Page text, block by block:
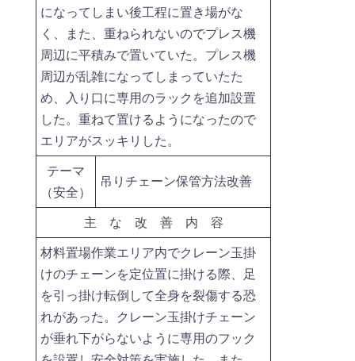
になってしまい後工程に置き場がな
く、また、重ねられないのでプレス機
周辺に平積みで置いていた。プレス機
周辺が乱雑になってしまっていたた
め、入り口に専用のラックを追加設置
した。重ねて置けるようになったので
エリアがスッキリした。
テーマ
（安全）
吊りチェーン保管方法改善
主 な 改 善 内 容
材料置場作業エリア内でクレーン玉掛
けのチェーンを定位置に掛ける際、足
を引っ掛け転倒して全身を裂傷する恐
れがあった。クレーン玉掛けチェーン
が垂れ下がらないように専用のフック